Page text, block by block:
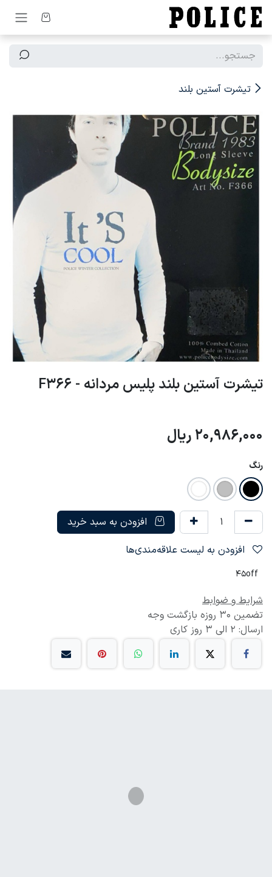
صرف نظر و مشاهده محتوا
تیشرت آستین بلند
تیشرت آستین بلند پلیس مردانه - F366
20,986,000 ریال
رنگ
افزودن به سبد خرید
45off
شرایط و ضوابط
تضمین 30 روزه بازگشت وجه
ارسال: 2 الی 3 روز کاری